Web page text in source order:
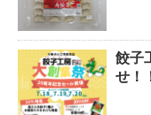
餃子
せ！